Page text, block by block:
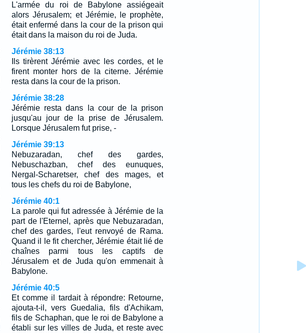
L'armée du roi de Babylone assiégeait
alors Jérusalem; et Jérémie, le prophète,
était enfermé dans la cour de la prison qui
était dans la maison du roi de Juda.
Jérémie 38:13
Ils tirèrent Jérémie avec les cordes, et le
firent monter hors de la citerne. Jérémie
resta dans la cour de la prison.
Jérémie 38:28
Jérémie resta dans la cour de la prison
jusqu'au jour de la prise de Jérusalem.
Lorsque Jérusalem fut prise, -
Jérémie 39:13
Nebuzaradan, chef des gardes,
Nebuschazban, chef des eunuques,
Nergal-Scharetser, chef des mages, et
tous les chefs du roi de Babylone,
Jérémie 40:1
La parole qui fut adressée à Jérémie de la
part de l'Eternel, après que Nebuzaradan,
chef des gardes, l'eut renvoyé de Rama.
Quand il le fit chercher, Jérémie était lié de
chaînes parmi tous les captifs de
Jérusalem et de Juda qu'on emmenait à
Babylone.
Jérémie 40:5
Et comme il tardait à répondre: Retourne,
ajouta-t-il, vers Guedalia, fils d'Achikam,
fils de Schaphan, que le roi de Babylone a
établi sur les villes de Juda, et reste avec